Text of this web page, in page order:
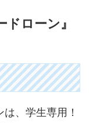
ローン』
、学生専用！